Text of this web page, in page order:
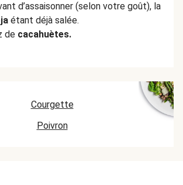
d’assaisonner (selon votre goût), la
étant déjà salée.
de cacahuètes.
Courgette
Poivron